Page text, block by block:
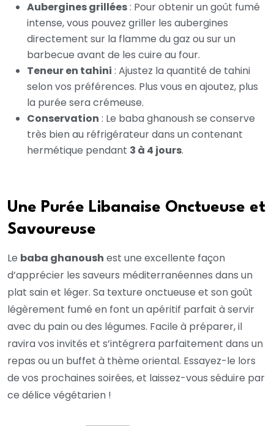
Aubergines grillées: Pour obtenir un goût fumé
intense, vous pouvez griller les aubergines
directement sur la flamme du gaz ou sur un
barbecue avant de les cuire au four.
Teneur en tahini : Ajustez la quantité de tahini
selon vos préférences. Plus vous en ajoutez, plus
la purée sera crémeuse.
Conservation : Le baba ghanoush se conserve
très bien au réfrigérateur dans un contenant
hermétique pendant 3 à 4 jours.
Une Purée Libanaise Onctueuse et
Savoureuse
Le baba ghanoush est une excellente façon
d’apprécier les saveurs méditerranéennes dans un
plat sain et léger. Sa texture onctueuse et son goût
légèrement fumé en font un apéritif parfait à servir
avec du pain ou des légumes. Facile à préparer, il
ravira vos invités et s’intégrera parfaitement dans un
repas ou un buffet à thème oriental. Essayez-le lors
de vos prochaines soirées, et laissez-vous séduire par
ce délice végétarien !